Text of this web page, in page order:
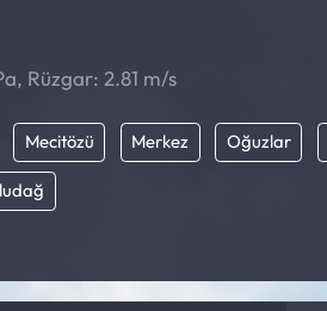
Rüzgar: 2.81 m/s
Mecitözü Merkez Oğuzlar